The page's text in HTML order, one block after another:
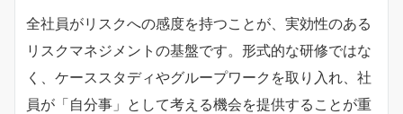
全社員がリスクへの感度を持つことが、実効性のある
リスクマネジメントの基盤です。形式的な研修ではな
く、ケーススタディやグループワークを取り入れ、社
員が「自分事」として考える機会を提供することが重